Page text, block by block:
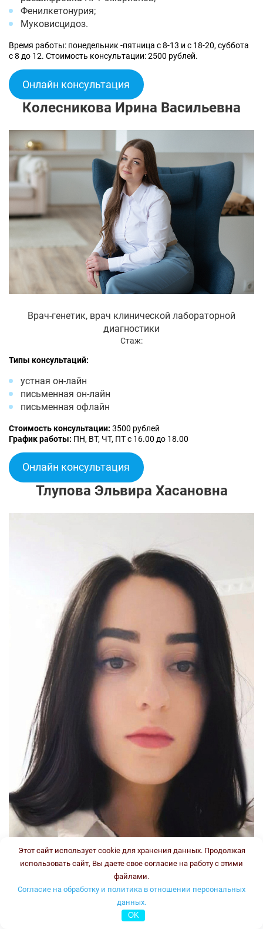
Фенилкетонурия;
Муковисцидоз.
Время работы: понедельник -пятница с 8-13 и с 18-20, суббота
с 8 до 12. Стоимость консультации: 2500 рублей.
Онлайн консультация
Колесникова Ирина Васильевна
Врач-генетик, врач клинической лабораторной
диагностики
Стаж:
Типы консультаций:
устная он-лайн
письменная он-лайн
письменная офлайн
Стоимость консультации: 3500 рублей
График работы: ПН, ВТ, ЧТ, ПТ с 16.00 до 18.00
Онлайн консультация
Тлупова Эльвира Хасановна
Стаж:
Этот сайт использует cookie для хранения данных. Продолжая
использовать сайт, Вы даете свое согласие на работу с этими
файлами.
Согласие на обработку и политика в отношении персональных
данных.
OK